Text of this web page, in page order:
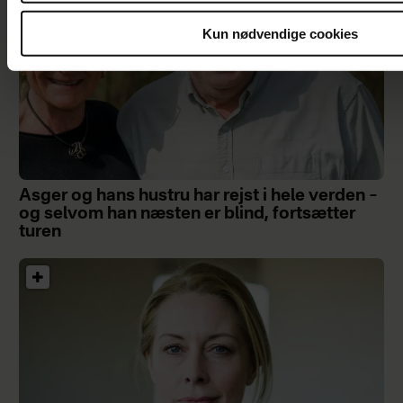
Kun nødvendige cookies
Asger og hans hustru har rejst i hele verden –
og selvom han næsten er blind, fortsætter
turen